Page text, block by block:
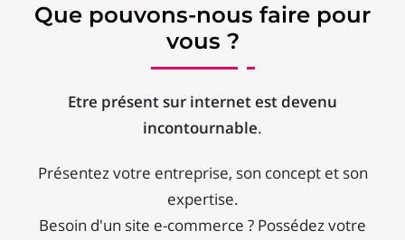
Que pouvons-nous faire pour
vous ?
Etre présent sur internet est devenu
incontournable.
Présentez votre entreprise, son concept et son
expertise.
Besoin d'un site e-commerce ? Possédez votre